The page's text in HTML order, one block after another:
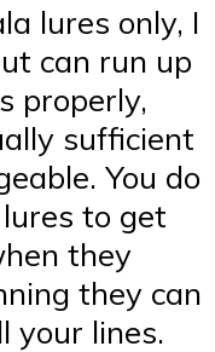
lures only, I
can run up
properly,
sufficient
You do
to get
they
they can
your lines.